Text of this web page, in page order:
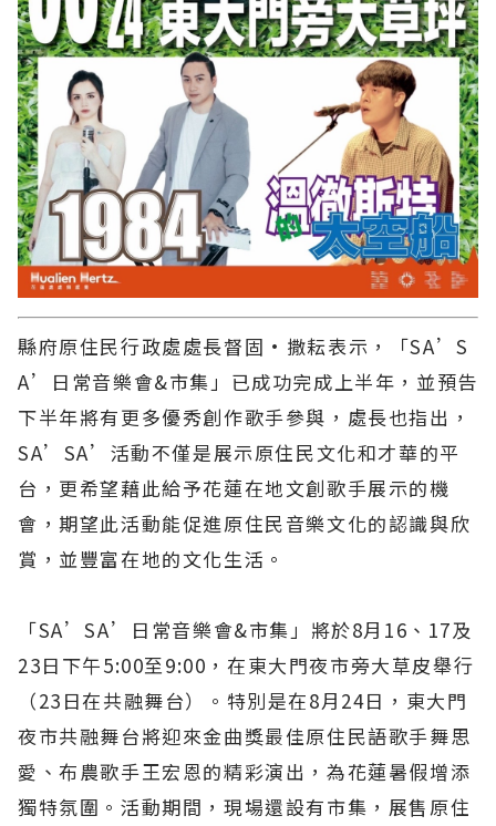
縣府原住民行政處處長督固·撒耘表示，「SA’S
A’日常音樂會&市集」已成功完成上半年，並預告
下半年將有更多優秀創作歌手參與，處長也指出，
SA’SA’活動不僅是展示原住民文化和才華的平
台，更希望藉此給予花蓮在地文創歌手展示的機
會，期望此活動能促進原住民音樂文化的認識與欣
賞，並豐富在地的文化生活。
「SA’SA’日常音樂會&市集」將於8月16、17及
23日下午5:00至9:00，在東大門夜市旁大草皮舉行
（23日在共融舞台）。特別是在8月24日，東大門
夜市共融舞台將迎來金曲獎最佳原住民語歌手舞思
愛、布農歌手王宏恩的精彩演出，為花蓮暑假增添
獨特氛圍。活動期間，現場還設有市集，展售原住